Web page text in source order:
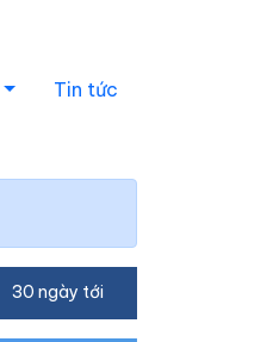
Tin tức
30 ngày tới